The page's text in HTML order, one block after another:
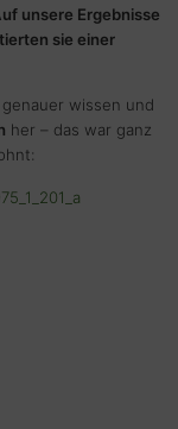
unsere Ergebnisse
sie einer
wissen und
her – das war ganz